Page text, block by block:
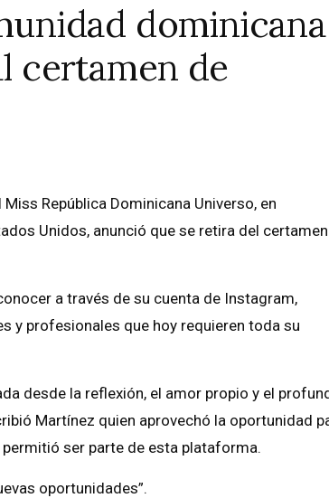
dominicana
certamen de
Miss República Dominicana Universo, en
Unidos, anunció que se retira del certamen
a través de su cuenta de Instagram,
y profesionales que hoy requieren toda su
desde la reflexión, el amor propio y el
Martínez quien aprovechó la oportunidad
ser parte de esta plataforma.
oportunidades”.